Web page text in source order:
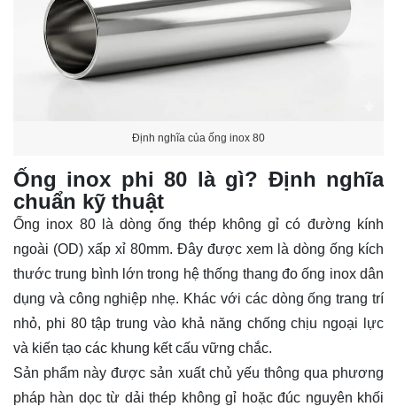
Định nghĩa của ống inox 80
Ống inox phi 80 là gì? Định nghĩa
chuẩn kỹ thuật
Ống inox 80 là dòng ống thép không gỉ có đường kính
ngoài (OD) xấp xỉ 80mm. Đây được xem là dòng ống kích
thước trung bình lớn trong hệ thống thang đo ống inox dân
dụng và công nghiệp nhẹ. Khác với các dòng ống trang trí
nhỏ, phi 80 tập trung vào khả năng chống chịu ngoại lực
và kiến tạo các khung kết cấu vững chắc.
Sản phẩm này được sản xuất chủ yếu thông qua phương
pháp hàn dọc từ dải thép không gỉ hoặc đúc nguyên khối